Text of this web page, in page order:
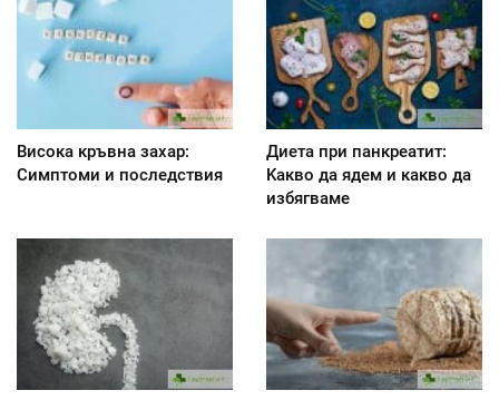
Висока кръвна захар:
Симптоми и последствия
Диета при панкреатит:
Kакво да ядем и какво да
избягваме